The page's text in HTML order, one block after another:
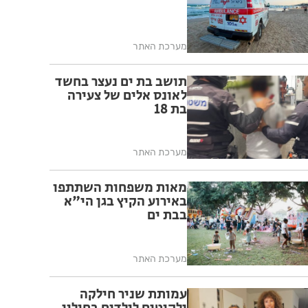
מערכת האתר
תושב בת ים נעצר בחשד
לאונס אלים של צעירה
בת 18
מערכת האתר
מאות משפחות השתתפו
באירוע הקיץ בגן הי"א
בבת ים
מערכת האתר
עמותת שניר חילקה